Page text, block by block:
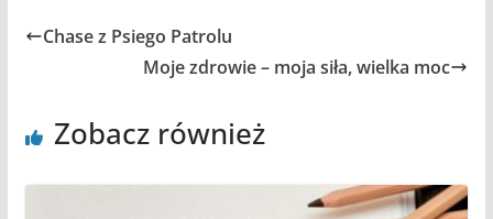
Chase z Psiego Patrolu
Moje zdrowie – moja siła, wielka moc
Zobacz również